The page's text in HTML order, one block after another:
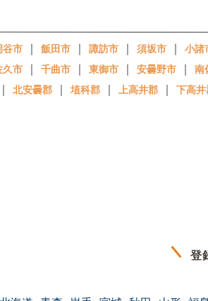
谷市 ｜ 飯田市 ｜ 諏訪市 ｜ 須坂市 ｜ 小諸
久市 ｜ 千曲市 ｜ 東御市 ｜ 安曇野市 ｜ 南
｜ 北安曇郡 ｜ 埴科郡 ｜ 上高井郡 ｜ 下高
登